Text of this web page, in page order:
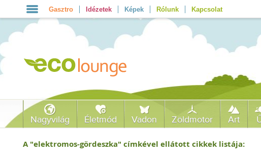
Gasztro Idézetek Képek Rólunk Kapcsolat
Nagyvilág Életmód Vadon Zöldmotor Art
A "elektromos-gördeszka" címkével ellátott cikkek listája: